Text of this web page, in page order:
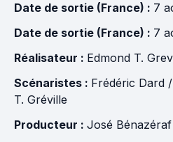
Date de sortie (France) : 7
Date de sortie (France) : 7
Réalisateur : Edmond T.
Scénaristes : Frédéric Dard
T. Gréville
Producteur : José Bénazéraf